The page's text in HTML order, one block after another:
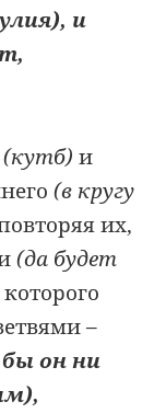
и
(кутб) и
(в кругу
их,
(да будет
–
он ни